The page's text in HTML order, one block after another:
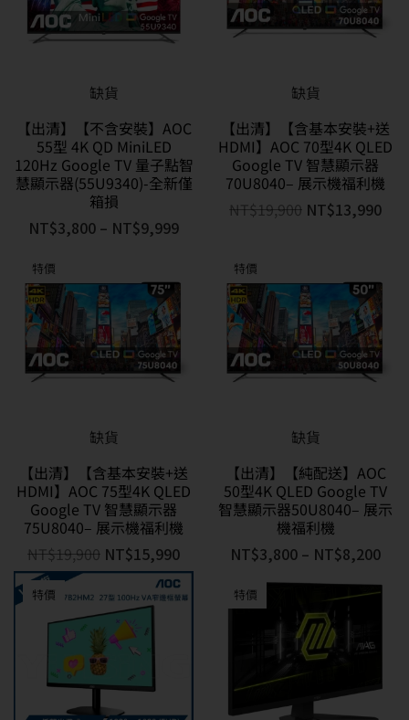
缺貨
【出清】【不含安裝】AOC
55型 4K QD MiniLED
120Hz Google TV 量子點智
慧顯示器(55U9340)-全新僅
箱損
NT$3,800 – NT$9,999
缺貨
【出清】【含基本安裝+送
HDMI】AOC 70型4K QLED
Google TV 智慧顯示器
70U8040– 展示機福利機
NT$19,900 NT$13,990
特價
缺貨
【出清】【含基本安裝+送
HDMI】AOC 75型4K QLED
Google TV 智慧顯示器
75U8040– 展示機福利機
NT$19,900 NT$15,990
特價
缺貨
【出清】【純配送】AOC
50型4K QLED Google TV
智慧顯示器50U8040– 展示
機福利機
NT$3,800 – NT$8,200
特價 特價